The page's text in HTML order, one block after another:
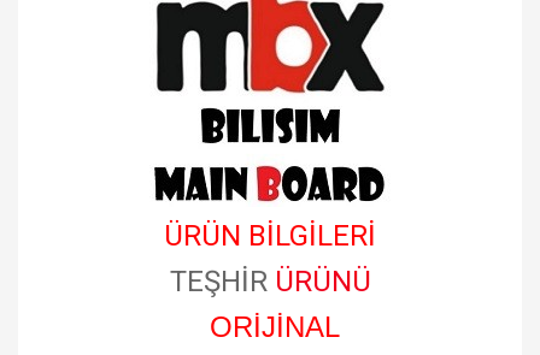
ÜRÜN BİLGİLERİ
TEŞHİR ÜRÜNÜ
ORİJİNAL